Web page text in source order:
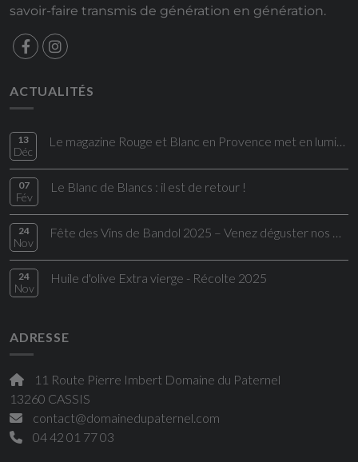
savoir-faire transmis de génération en génération.
ACTUALITÉS
13
Déc
07
Fév
Le Blanc de Blancs : il est de retour !
24
Nov
24
Nov
Huile d'olive Extra vierge - Récolte 2025
ADRESSE
11 Route Pierre Imbert Domaine du Paternel
13260 CASSIS
contact@domainedupaternel.com
04 42 01 77 03